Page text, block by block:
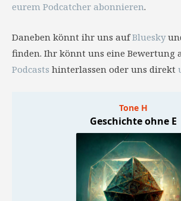
eurem Podcatcher abonnieren.
Daneben könnt ihr uns aufBluesky
finden. Ihr könnt uns eine Bewertung
Podcasts hinterlassen oder uns direkt